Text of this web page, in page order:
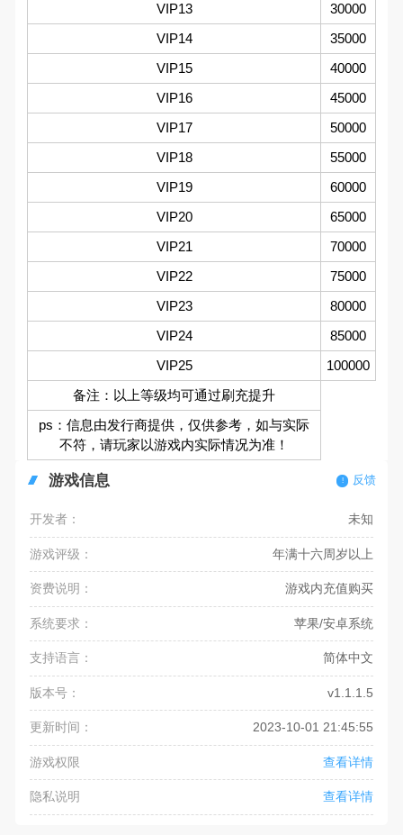
VIP13
30000
VIP14
35000
VIP15
40000
VIP16
45000
VIP17
50000
VIP18
55000
VIP19
60000
VIP20
65000
VIP21
70000
VIP22
75000
VIP23
80000
VIP24
85000
VIP25
100000
备注：以上等级均可通过刷充提升
ps：信息由发行商提供，仅供参考，如与实际
不符，请玩家以游戏内实际情况为准！
游戏信息 反馈
开发者： 未知
游戏评级： 年满十六周岁以上
资费说明： 游戏内充值购买
系统要求： 苹果/安卓系统
支持语言： 简体中文
版本号： v1.1.1.5
更新时间： 2023-10-01 21:45:55
游戏权限 查看详情
隐私说明 查看详情